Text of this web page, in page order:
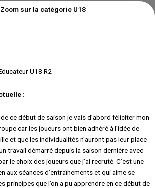
Zoom sur la catégorie U18
U18 R2
:
ce début de saison je vais d’abord féliciter mon
car les joueurs ont bien adhéré à l’idée de
et que les individualités n’auront pas leur place
travail démarré depuis la saison dernière avec
le choix des joueurs que j’ai recruté. C’est une
aux séances d’entraînements et qui aime se
principes que l’on a pu apprendre en ce début de